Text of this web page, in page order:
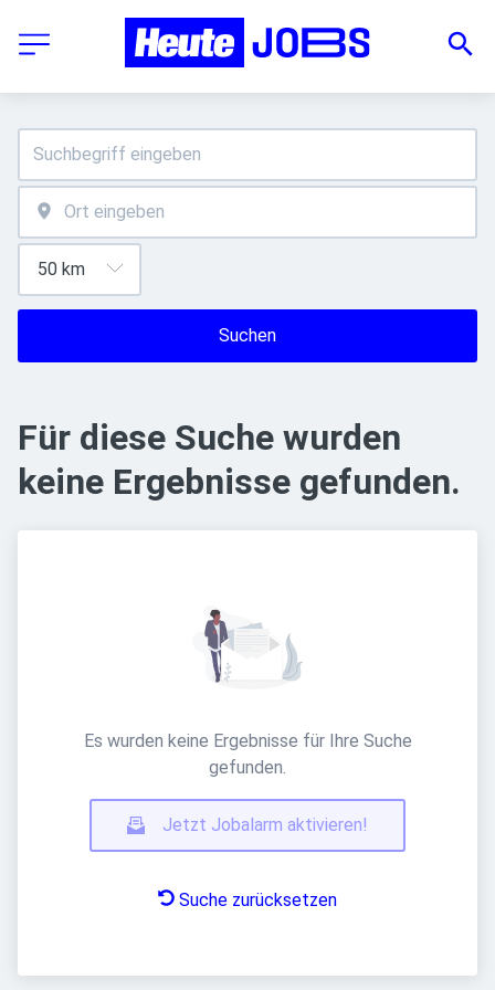
Suchen
Für diese Suche wurden
keine Ergebnisse gefunden.
Es wurden keine Ergebnisse für Ihre Suche
gefunden.
Jetzt Jobalarm aktivieren!
Suche zurücksetzen